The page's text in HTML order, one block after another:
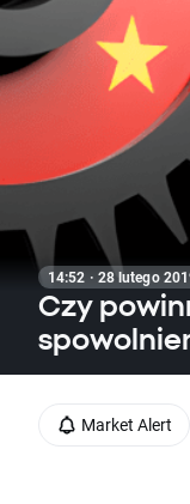
14:52 · 28 lutego
Czy
Market Alert